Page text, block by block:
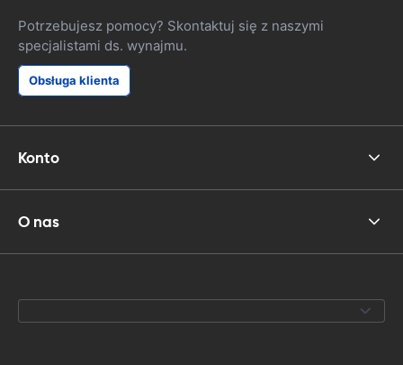
Potrzebujesz pomocy? Skontaktuj się z naszymi
specjalistami ds. wynajmu.
Obsługa klienta
Konto
O nas